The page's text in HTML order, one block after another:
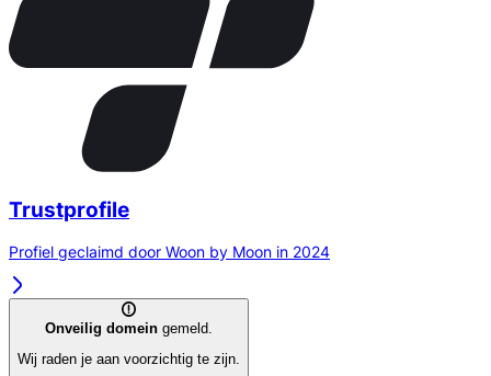
Trustprofile
Profiel geclaimd door Woon by Moon in 2024
Onveilig domein gemeld.
Wij raden je aan voorzichtig te zijn.